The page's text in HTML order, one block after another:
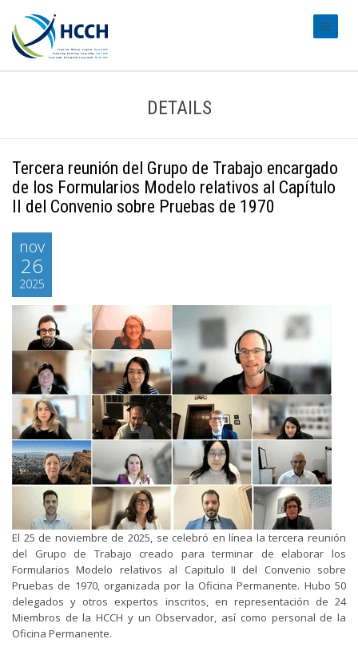
DETAILS
Tercera reunión del Grupo de Trabajo encargado
de los Formularios Modelo relativos al Capítulo
II del Convenio sobre Pruebas de 1970
nov
26
2025
El 25 de noviembre de 2025, se celebró en línea la tercera reunión
del Grupo de Trabajo creado para terminar de elaborar los
Formularios Modelo relativos al Capitulo II del Convenio sobre
Pruebas de 1970, organizada por la Oficina Permanente. Hubo 50
delegados y otros expertos inscritos, en representación de 24
Miembros de la HCCH y un Observador, así como personal de la
Oficina Permanente.